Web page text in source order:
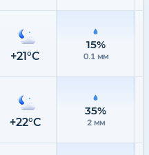
+21°C
15%
0.1 мм
+22°C
35%
2 мм